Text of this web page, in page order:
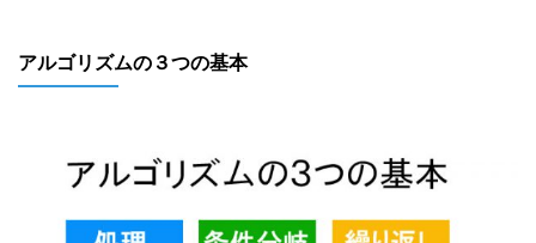
アルゴリズムの３つの基本